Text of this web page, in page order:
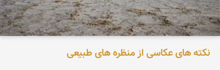
نکته های عکاسی از منظره های طبیعی